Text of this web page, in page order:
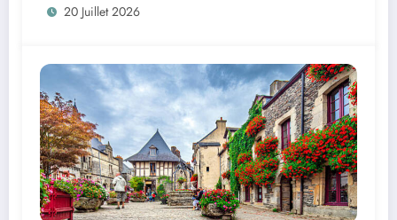
20 Juillet 2026